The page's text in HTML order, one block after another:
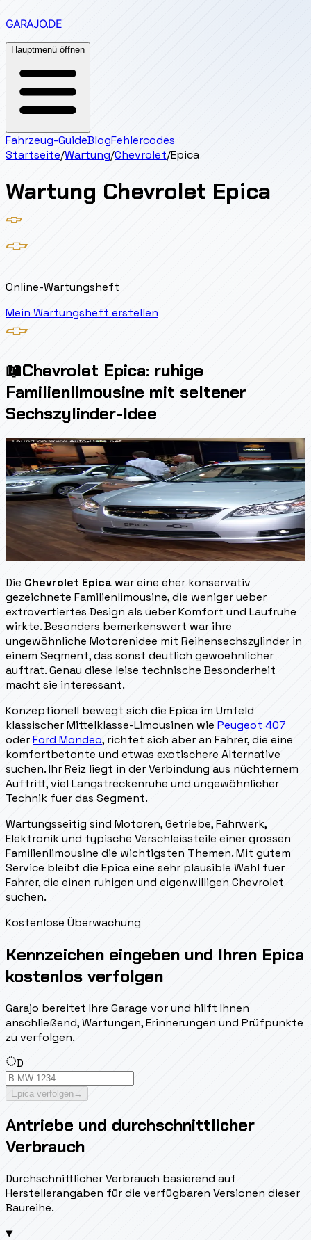
GARAJO.DE
Hauptmenü öffnen
Fahrzeug-GuideBlogFehlercodes
Startseite/Wartung/Chevrolet/Epica
Wartung Chevrolet Epica
Online-Wartungsheft
Mein Wartungsheft erstellen
📖Chevrolet Epica: ruhige
Familienlimousine mit seltener
Sechszylinder-Idee
Die Chevrolet Epica war eine eher konservativ
gezeichnete Familienlimousine, die weniger ueber
extrovertiertes Design als ueber Komfort und Laufruhe
wirkte. Besonders bemerkenswert war ihre
ungewöhnliche Motorenidee mit Reihensechszylinder in
einem Segment, das sonst deutlich gewoehnlicher
auftrat. Genau diese leise technische Besonderheit
macht sie interessant.
Konzeptionell bewegt sich die Epica im Umfeld
klassischer Mittelklasse-Limousinen wie Peugeot 407
oderFord Mondeo, richtet sich aber an Fahrer, die eine
komfortbetonte und etwas exotischere Alternative
suchen. Ihr Reiz liegt in der Verbindung aus nüchternem
Auftritt, viel Langstreckenruhe und ungewöhnlicher
Technik fuer das Segment.
Wartungsseitig sind Motoren, Getriebe, Fahrwerk,
Elektronik und typische Verschleissteile einer grossen
Familienlimousine die wichtigsten Themen. Mit gutem
Service bleibt die Epica eine sehr plausible Wahl fuer
Fahrer, die einen ruhigen und eigenwilligen Chevrolet
suchen.
Kostenlose Überwachung
Kennzeichen eingeben und Ihren Epica
kostenlos verfolgen
Garajo bereitet Ihre Garage vor und hilft Ihnen
anschließend, Wartungen, Erinnerungen und Prüfpunkte
zu verfolgen.
D
Epica verfolgen→
Antriebe und durchschnittlicher
Verbrauch
Durchschnittlicher Verbrauch basierend auf
Herstellerangaben für die verfügbaren Versionen dieser
Baureihe.